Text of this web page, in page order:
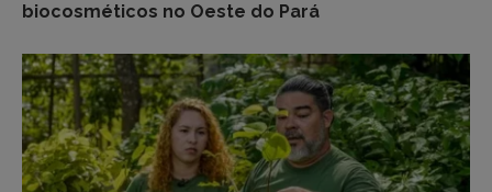
biocosméticos no Oeste do Pará